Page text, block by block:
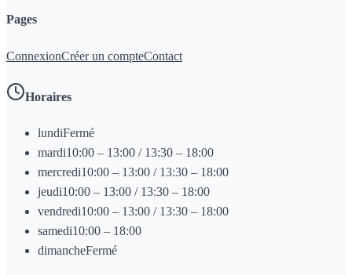
Pages
ConnexionCréer un compteContact
Horaires
lundiFermé
mardi10:00 – 13:00 / 13:30 – 18:00
mercredi10:00 – 13:00 / 13:30 – 18:00
jeudi10:00 – 13:00 / 13:30 – 18:00
vendredi10:00 – 13:00 / 13:30 – 18:00
samedi10:00 – 18:00
dimancheFermé